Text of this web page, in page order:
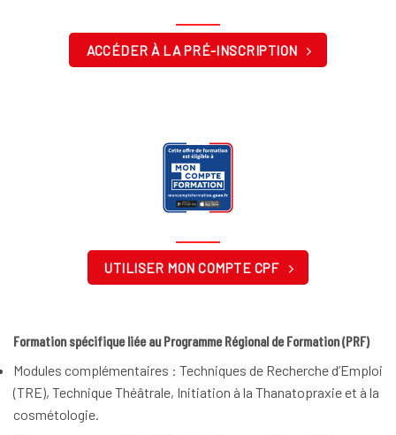
ACCÉDER À LA PRÉ-INSCRIPTION
UTILISER MON COMPTE CPF
Formation spécifique liée au Programme Régional de Formation (PRF)
Modules complémentaires : Techniques de Recherche d’Emploi
(TRE), Technique Théâtrale, Initiation à la Thanatopraxie et à la
cosmétologie.